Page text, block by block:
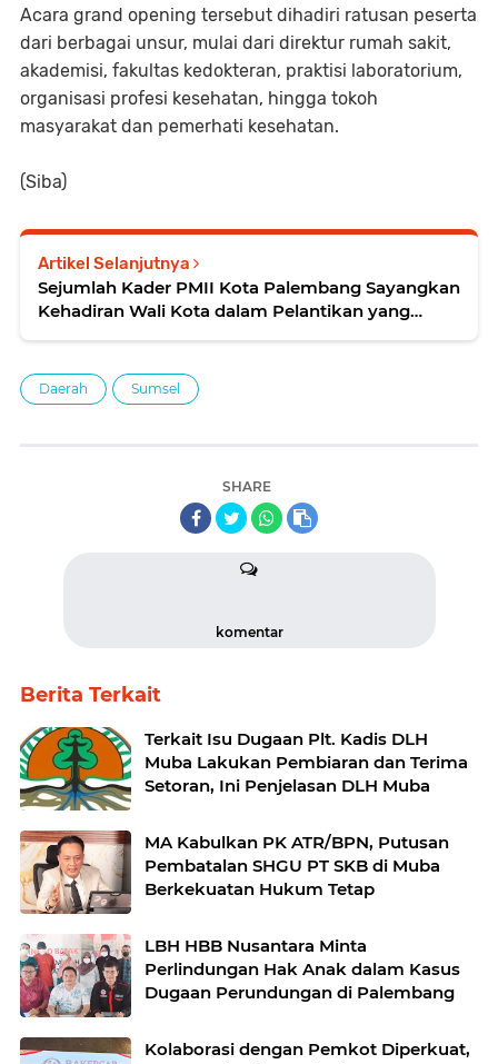
Acara grand opening tersebut dihadiri ratusan peserta
dari berbagai unsur, mulai dari direktur rumah sakit,
akademisi, fakultas kedokteran, praktisi laboratorium,
organisasi profesi kesehatan, hingga tokoh
masyarakat dan pemerhati kesehatan.
(Siba)
Artikel Selanjutnya
Sejumlah Kader PMII Kota Palembang Sayangkan
Kehadiran Wali Kota dalam Pelantikan yang
Daerah Sumsel
SHARE
komentar
Berita Terkait
Terkait Isu Dugaan Plt. Kadis DLH
Muba Lakukan Pembiaran dan Terima
Setoran, Ini Penjelasan DLH Muba
MA Kabulkan PK ATR/BPN, Putusan
Pembatalan SHGU PT SKB di Muba
Berkekuatan Hukum Tetap
LBH HBB Nusantara Minta
Perlindungan Hak Anak dalam Kasus
Dugaan Perundungan di Palembang
Kolaborasi dengan Pemkot Diperkuat,